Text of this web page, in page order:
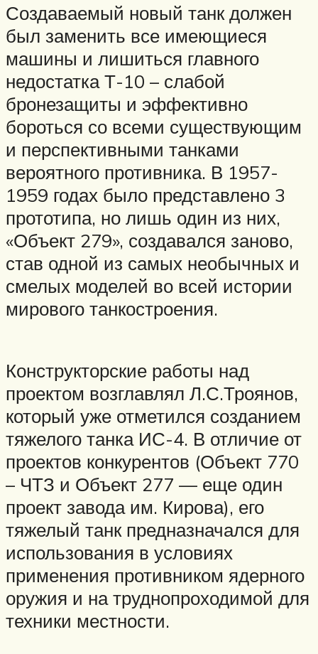
Создаваемый новый танк должен
был заменить все имеющиеся
машины и лишиться главного
недостатка Т-10 – слабой
бронезащиты и эффективно
бороться со всеми существующим
и перспективными танками
вероятного противника. В 1957-
1959 годах было представлено 3
прототипа, но лишь один из них,
«Объект 279», создавался заново,
став одной из самых необычных и
смелых моделей во всей истории
мирового танкостроения.
Конструкторские работы над
проектом возглавлял Л.С.Троянов,
который уже отметился созданием
тяжелого танка ИС-4. В отличие от
проектов конкурентов (Объект 770
– ЧТЗ и Объект 277 — еще один
проект завода им. Кирова), его
тяжелый танк предназначался для
использования в условиях
применения противником ядерного
оружия и на труднопроходимой для
техники местности.